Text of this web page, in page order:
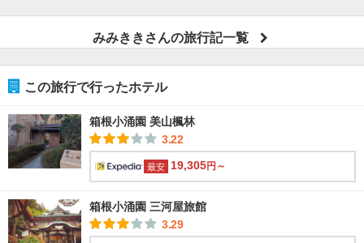
みみききさんの旅行記一覧
この旅行で行ったホテル
箱根小涌園 美山楓林
3.22
最安 19,305円～
箱根小涌園 三河屋旅館
3.29